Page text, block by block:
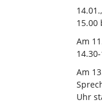
15.00
Am
Am
Uhr